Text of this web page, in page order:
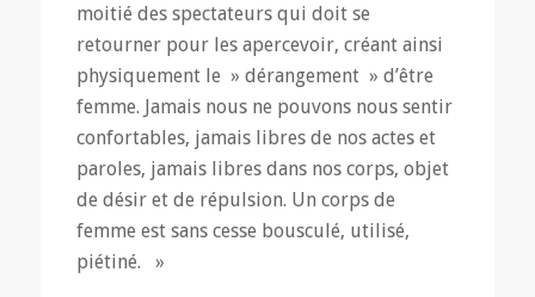
moitié des spectateurs qui doit se
retourner pour les apercevoir, créant ainsi
physiquement le » dérangement » d’être
femme. Jamais nous ne pouvons nous sentir
confortables, jamais libres de nos actes et
paroles, jamais libres dans nos corps, objet
de désir et de répulsion. Un corps de
femme est sans cesse bousculé, utilisé,
piétiné. »